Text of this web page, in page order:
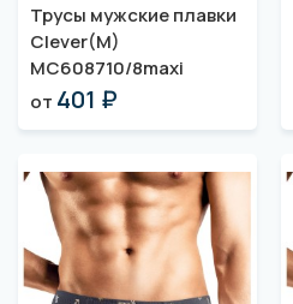
Трусы мужские плавки
Clever(M)
MC608710/8maxi
от 401 ₽